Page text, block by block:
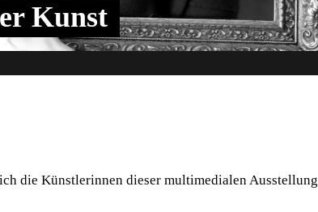
Kunst
die Künstlerinnen dieser multimedialen Ausstellung